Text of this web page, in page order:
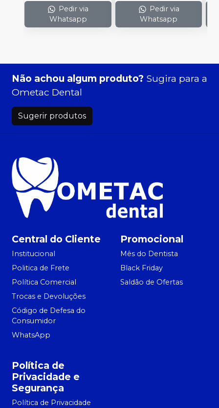
Pedir via
Whatsapp
Pedir via
Whatsapp
Não achou algum produto? Sugira para a
Ometac Dental
Sugerir produtos
Central do Cliente
Institucional
Politica de Frete
Política Comercial
Trocas e Devoluções
Código de Defesa do
Consumidor
WhatsApp
Promocional
Mês do Dentista
Black Friday
Saldão de Ofertas
Política de
Privacidade e
Segurança
Política de Privacidade